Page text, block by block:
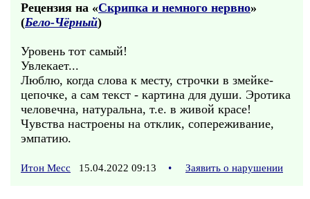
Рецензия на «Скрипка и немного нервно»
(Бело-Чёрный)
Уровень тот самый!
Увлекает...
Люблю, когда слова к месту, строчки в змейке-
цепочке, а сам текст - картина для души. Эротика
человечна, натуральна, т.е. в живой красе!
Чувства настроены на отклик, сопереживание,
эмпатию.
Итон Месс 15.04.2022 09:13 • Заявить о нарушении